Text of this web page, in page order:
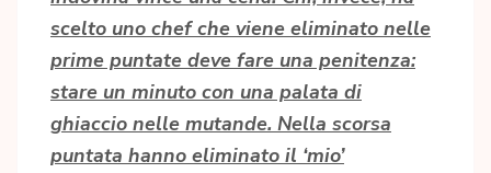
scelto uno chef che viene eliminato nelle
prime puntate deve fare una penitenza:
stare un minuto con una palata di
ghiaccio nelle mutande. Nella scorsa
puntata hanno eliminato il ‘mio’